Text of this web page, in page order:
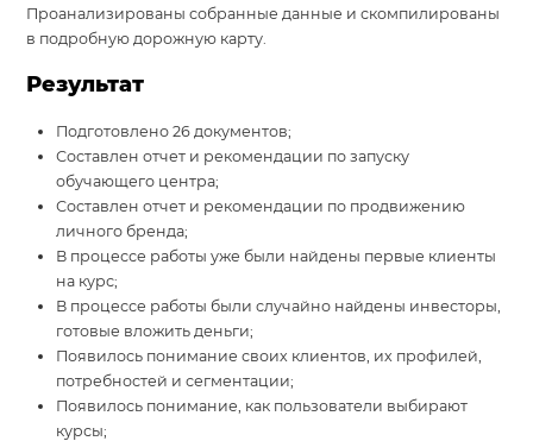
Проанализированы собранные данные и скомпилированы
в подробную дорожную карту.
Результат
Подготовлено 26 документов;
Составлен отчет и рекомендации по запуску
обучающего центра;
Составлен отчет и рекомендации по продвижению
личного бренда;
В процессе работы уже были найдены первые клиенты
на курс;
В процессе работы были случайно найдены инвесторы,
готовые вложить деньги;
Появилось понимание своих клиентов, их профилей,
потребностей и сегментации;
Появилось понимание, как пользователи выбирают
курсы;